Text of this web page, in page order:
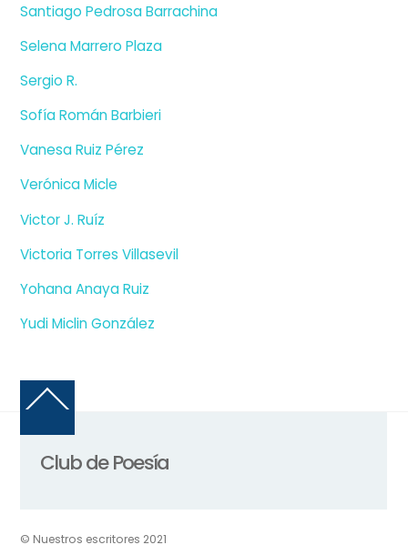
Santiago Pedrosa Barrachina
Selena Marrero Plaza
Sergio R.
Sofía Román Barbieri
Vanesa Ruiz Pérez
Verónica Micle
Victor J. Ruíz
Victoria Torres Villasevil
Yohana Anaya Ruiz
Yudi Miclin González
Back
Top
Club de Poesía
© Nuestros escritores 2021